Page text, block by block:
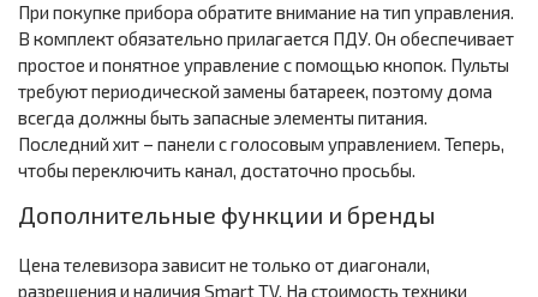
При покупке прибора обратите внимание на тип управления.
В комплект обязательно прилагается ПДУ. Он обеспечивает
простое и понятное управление с помощью кнопок. Пульты
требуют периодической замены батареек, поэтому дома
всегда должны быть запасные элементы питания.
Последний хит – панели с голосовым управлением. Теперь,
чтобы переключить канал, достаточно просьбы.
Дополнительные функции и бренды
Цена телевизора зависит не только от диагонали,
разрешения и наличия Smart TV. На стоимость техники